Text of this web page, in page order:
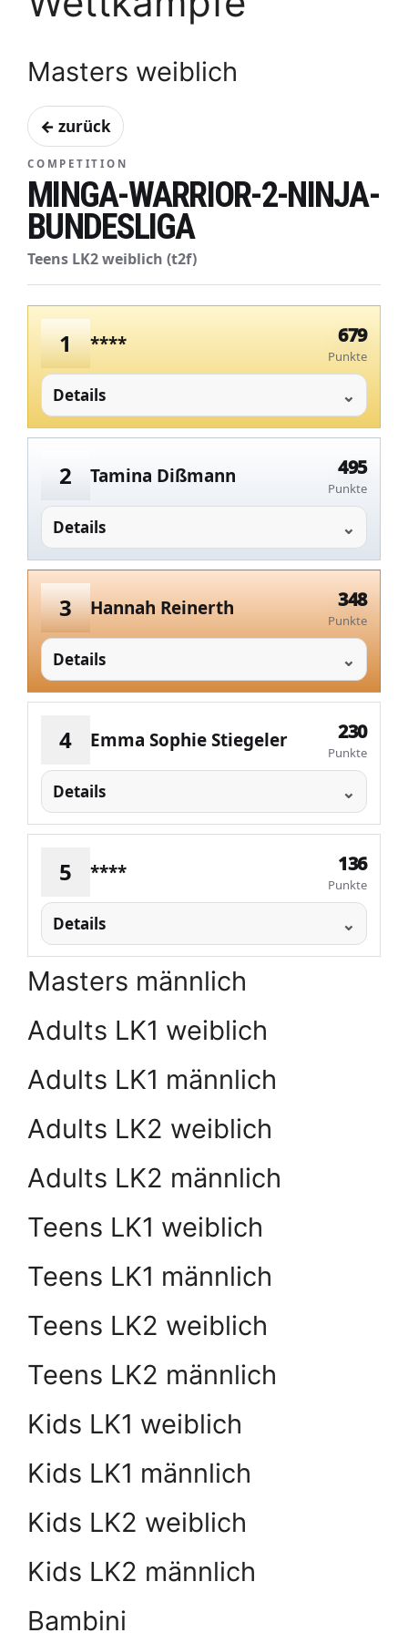
Masters weiblich
← zurück
COMPETITION
MINGA-WARRIOR-2-NINJA-
BUNDESLIGA
Teens LK2 weiblich (t2f)
1 **** 679
Punkte
Details
2 Tamina Dißmann 495
Punkte
Details
3 Hannah Reinerth 348
Punkte
Details
4 Emma Sophie Stiegeler 230
Punkte
Details
5 **** 136
Punkte
Details
Masters männlich
Adults LK1 weiblich
Adults LK1 männlich
Adults LK2 weiblich
Adults LK2 männlich
Teens LK1 weiblich
Teens LK1 männlich
Teens LK2 weiblich
Teens LK2 männlich
Kids LK1 weiblich
Kids LK1 männlich
Kids LK2 weiblich
Kids LK2 männlich
Bambini